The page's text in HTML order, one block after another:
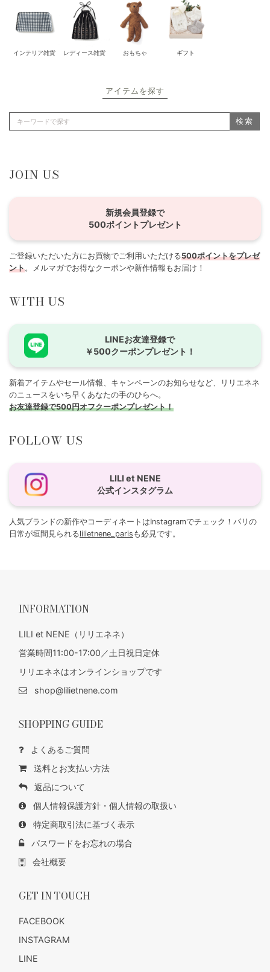
インテリア雑貨 レディース雑貨 おもちゃ ギフト
アイテムを探す
検索
JOIN US
新規会員登録で
500ポイントプレゼント
ご登録いただいた方にお買物でご利用いただける500ポイントをプレゼ
ント。メルマガでお得なクーポンや新作情報もお届け！
WITH US
LINEお友達登録で
￥500クーポンプレゼント！
新着アイテムやセール情報、キャンペーンのお知らせなど、リリエネネ
のニュースをいち早くあなたの手のひらへ。
お友達登録で500円オフクーポンプレゼント！
FOLLOW US
LILI et NENE
公式インスタグラム
人気ブランドの新作やコーディネートはInstagramでチェック！パリの
日常が垣間見られるlilietnene_paris も必見です。
INFORMATION
LILI et NENE（リリエネネ）
営業時間11:00-17:00／土日祝日定休
リリエネネはオンラインショップです
shop@lilietnene.com
SHOPPING GUIDE
よくあるご質問
送料とお支払い方法
返品について
個人情報保護方針・個人情報の取扱い
特定商取引法に基づく表示
パスワードをお忘れの場合
会社概要
GET IN TOUCH
FACEBOOK
INSTAGRAM
LINE